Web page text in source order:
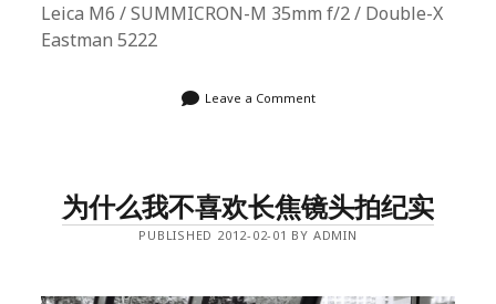
Leica M6 / SUMMICRON-M 35mm f/2 / Double-X
Eastman 5222
Leave a Comment
为什么我不喜欢长焦镜头拍纪实
PUBLISHED 2012-02-01 BY ADMIN